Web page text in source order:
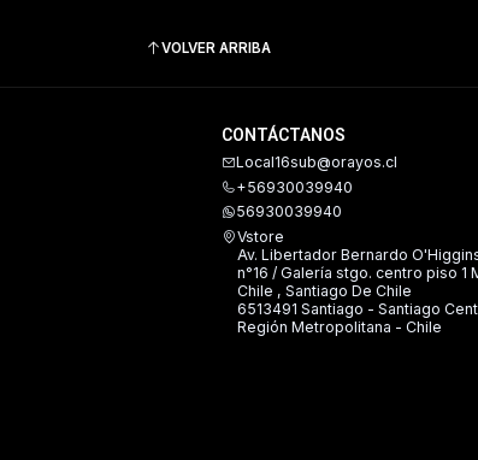
VOLVER ARRIBA
CONTÁCTANOS
Local16sub@orayos.cl
+56930039940
56930039940
Vstore
Av. Libertador Bernardo
n°16 / Galería stgo. centro piso 1
Chile , Santiago De Chile
6513491 Santiago - Santiago
Región Metropolitana - Chile